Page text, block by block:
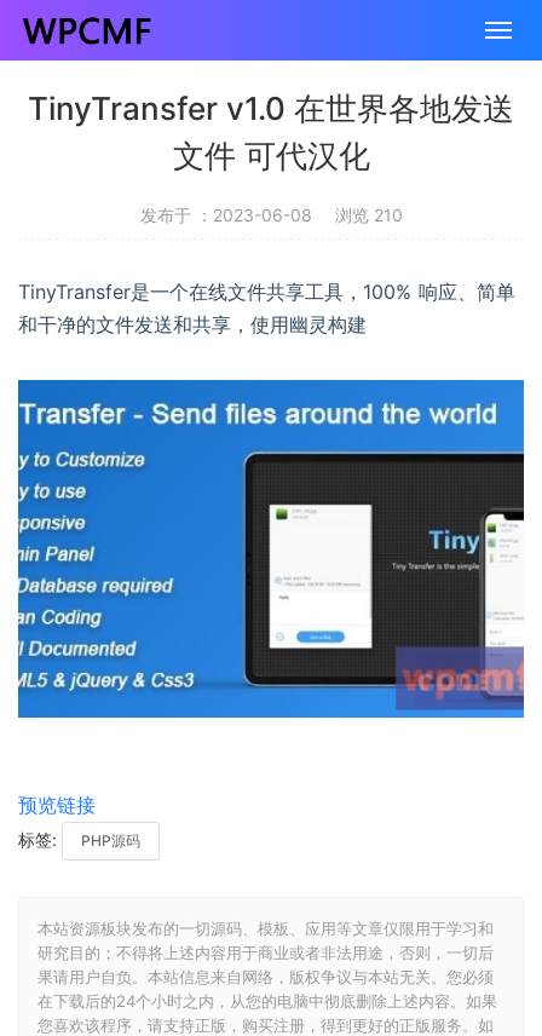
TinyTransfer v1.0 在世界各地发送
文件 可代汉化
发布于 ：2023-06-08 浏览 210
TinyTransfer是一个在线文件共享工具，100% 响应、简单
和干净的文件发送和共享，使用幽灵构建
预览链接
标签: PHP源码
本站资源板块发布的一切源码、模板、应用等文章仅限用于学习和
研究目的；不得将上述内容用于商业或者非法用途，否则，一切后
果请用户自负。本站信息来自网络，版权争议与本站无关。您必须
在下载后的24个小时之内，从您的电脑中彻底删除上述内容。如果
您喜欢该程序，请支持正版，购买注册，得到更好的正版服务。如